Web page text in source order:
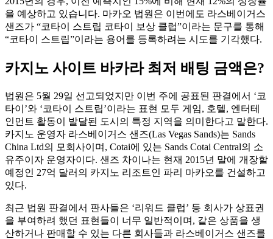
을 예상하고 있습니다. 마카오 법원은 이번에도 라스베이거스
샌즈가 “코타이 스트립 코타이 보상 클럽”이라는 문구를 통해
“코타이 스트립”이라는 용어를 등록하려는 시도를 기각했다.
카지노 사이트 바카라 최저 배팅 금액은?
법원은 5월 29일 선고되었지만 이번 주에 공표된 판결에서 ‘코
타이’와 ‘코타이 스트립’이라는 표현 모두 게임, 호텔, 엔터테
인먼트 활동이 발달된 도시의 특정 지역을 의미한다고 말한다.
카지노 운영자 라스베이거스 샌즈(Las Vegas Sands)는 Sands
China Ltd의 모회사이며, Cotai에 있는 Sands Cotai Central의 소
유주이자 운영자이다. 샌즈 차이나는 현재 2015년 말에 개장할
예정인 27억 달러의 카지노 리조트인 파리 마카오를 건설하고
있다.
최근 법원 판결에서 판사들은 ‘리워드 클럽’ 등 회사가 상표권
을 부여하려 했던 표현들이 너무 일반적이며, 같은 상품을 생
산하거나 판매할 수 있는 다른 회사들과 라스베이거스 샌즈를